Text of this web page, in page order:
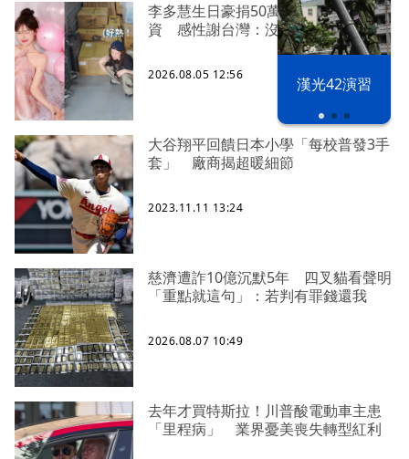
漢光42演習
李多慧生日豪捐50萬、親搭卡車送物
資 感性謝台灣：沒有大家就沒我
2026.08.05 12:56
大谷翔平回饋日本小學「每校普發3手
套」 廠商揭超暖細節
2023.11.11 13:24
慈濟遭詐10億沉默5年 四叉貓看聲明
「重點就這句」：若判有罪錢還我
2026.08.07 10:49
去年才買特斯拉！川普酸電動車主患
「里程病」 業界憂美喪失轉型紅利